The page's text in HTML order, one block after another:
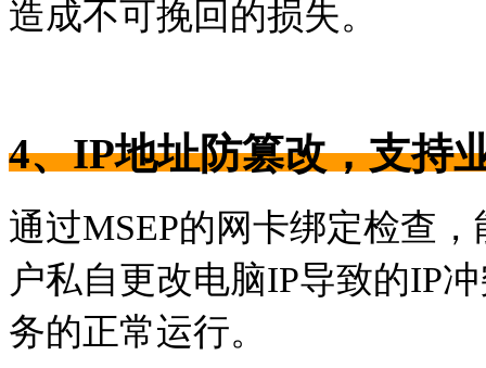
造成不可挽回的损失。
4、IP地址防篡改，支持
通过MSEP的网卡绑定检查
户私自更改电脑IP导致的IP
务的正常运行。